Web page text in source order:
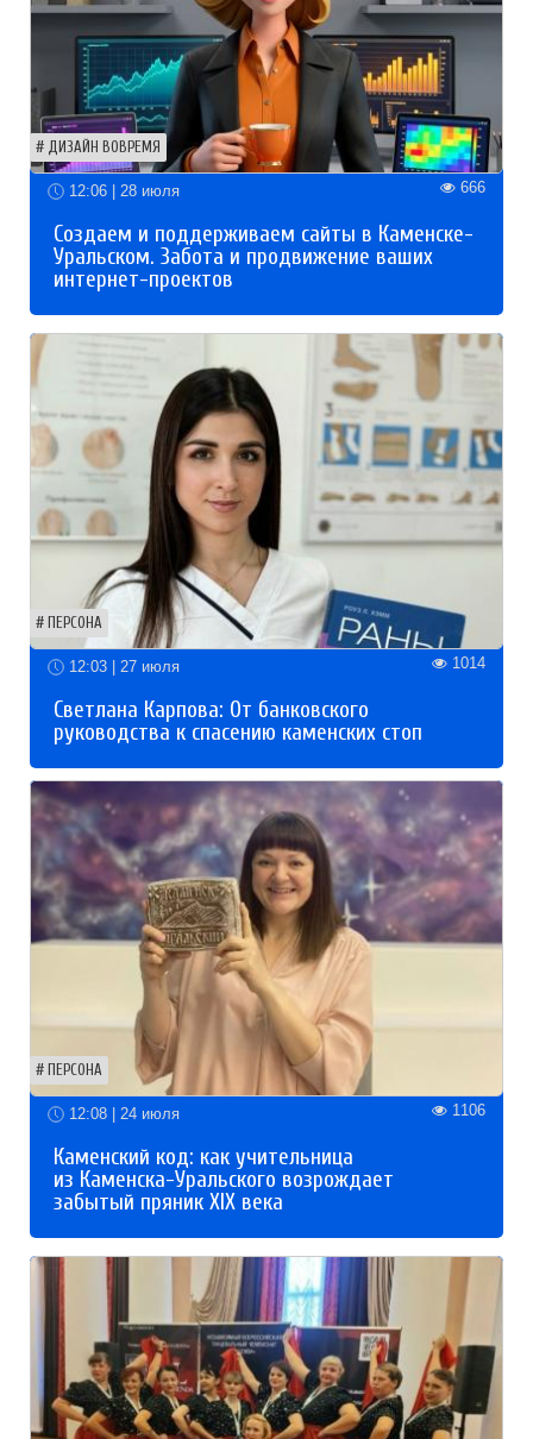
ДИЗАЙН ВОВРЕМЯ
12:06 | 28 июля 666
Создаем и поддерживаем сайты в Каменске-
Уральском. Забота и продвижение ваших
интернет-проектов
ПЕРСОНА
12:03 | 27 июля 1014
Светлана Карпова: От банковского
руководства к спасению каменских стоп
ПЕРСОНА
12:08 | 24 июля 1106
Каменский код: как учительница
из Каменска-Уральского возрождает
забытый пряник XIX века